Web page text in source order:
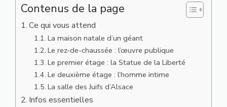
Contenus de la page
Ce qui vous attend
La maison natale d’un géant
Le rez-de-chaussée : l’œuvre publique
Le premier étage : la Statue de la Liberté
Le deuxième étage : l’homme intime
La salle des Juifs d’Alsace
Infos essentielles